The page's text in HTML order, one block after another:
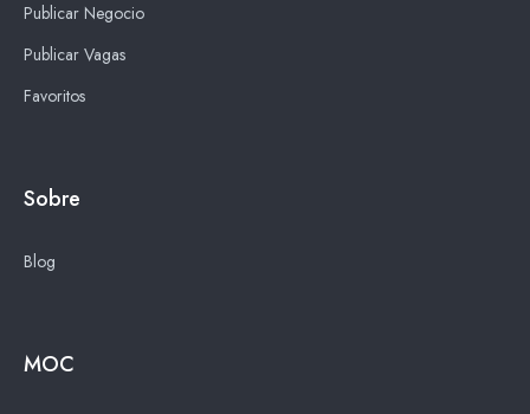
Publicar Negocio
Publicar Vagas
Favoritos
Sobre
Blog
MOC